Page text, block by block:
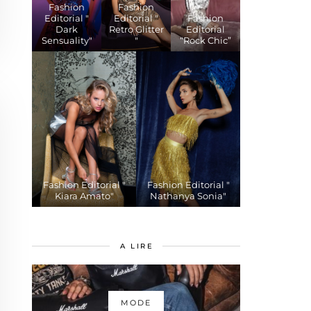
Fashion
Editorial "
Dark
Sensuality"
Fashion
Editorial "
Retro Glitter
"
Fashion
Editorial
“Rock Chic”
Fashion Editorial "
Kiara Amato"
Fashion Editorial "
Nathanya Sonia"
A LIRE
MODE